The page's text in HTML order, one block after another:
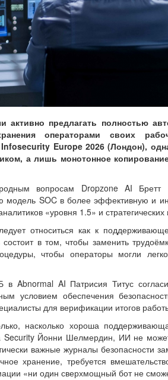
активно предлагать полностью
операторами своих
Europe 2026 (Лондон),
а лишь монотонное
вопросам Dropzone AI
модель SOC в более эффективную и
«уровня 1.5» и
относиться как к
в том, чтобы заменить
чтобы операторы могли
в Abnormal AI Патрисия Титус
условием обеспечения
для верификации итогов
насколько хороша
Security Йонни Шелмердин, ИИ не
важные журналы безопасности
хранение, требуется
«ни один сверхмощный бот не